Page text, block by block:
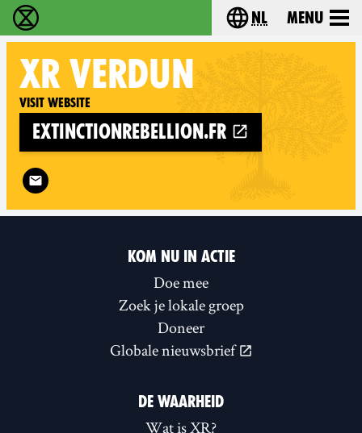
Extinction Rebellion - Home Choose your
nl Menu
XR VERDUN
Visit website
extinctionrebellion.fr
Follow XR Verdun on
KOM NU IN ACTIE
Doe mee
Zoek je lokale groep
Doneer
Globale nieuwsbrief
DE WAARHEID
Wat is XR?